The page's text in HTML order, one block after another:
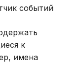
событий
к
имена